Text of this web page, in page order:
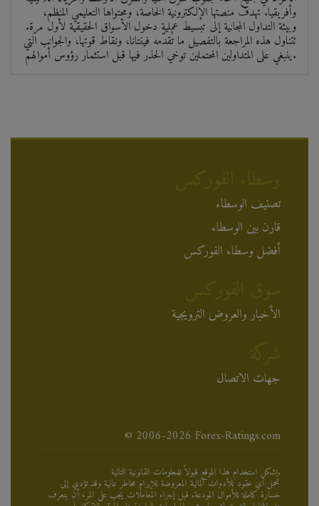
وأفريقيا. تهدف منصتها الإلكترونية الخاصة، ومحتواها التعليمي المنظم،
وبيئة التداول المجانية إلى تبسيط عملية دخول الأسواق الحقيقية لأول مرة.
تتناول هذه المراجعة بالتفصيل ما تُقدّمه فينتانا، ونقاط قوتها، والجوانب التي
ينبغي على المتداولين المحتملين توخي الحذر فيها قبل استثمار رؤوس أموالهم.
تصنيف الوسطاء
قارن بين الوسطاء
أفضل وسطاء الفوركس
الأخبار والعروض الترويجية
جهات الاتصال
© 2006-2026 Forex-Ratings.com
يشكل استخدام هذا الموقع قبولاً للمعلومات القانونية التالية.
تحمل أي عقود للأدوات المالية المعروضة للإبرام مخاطر عالية وقد تؤدي إلى
خسارة كاملة للأموال المودعة. قبل إجراء المعاملات يجب على المرء أن يتعرف